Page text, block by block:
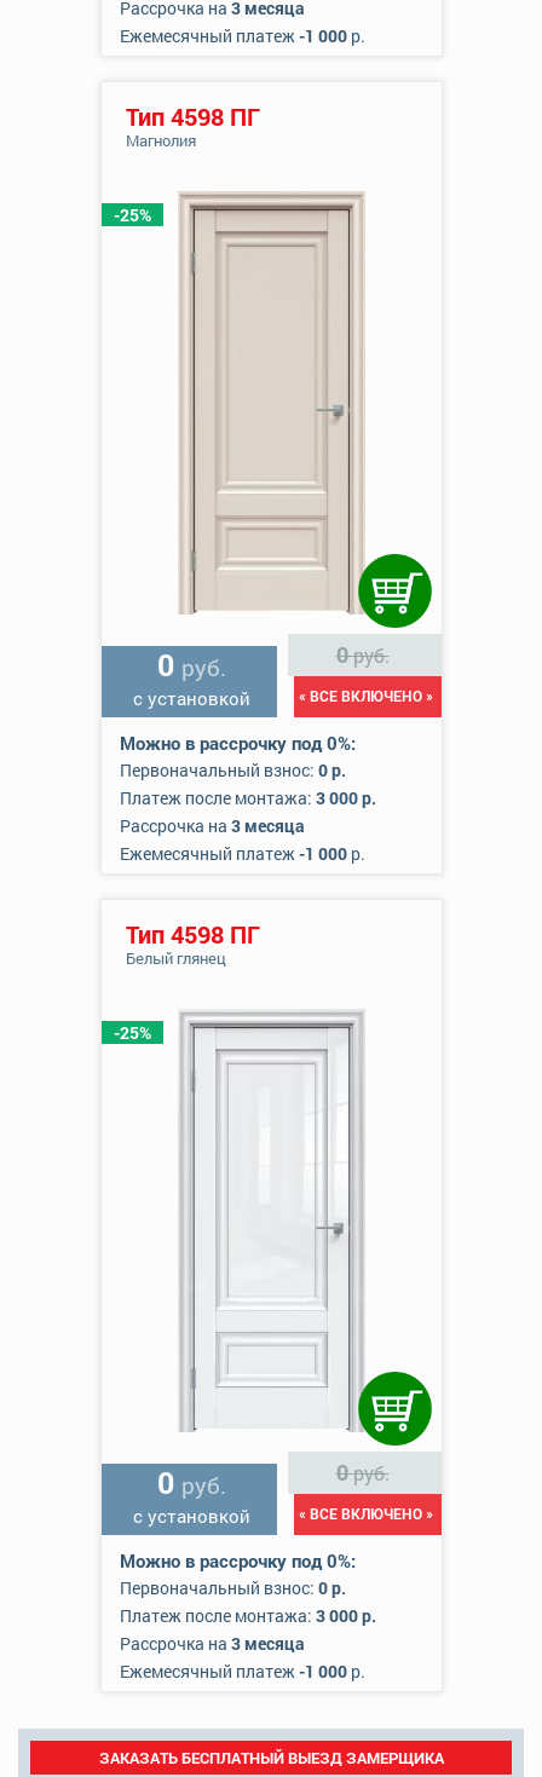
Рассрочка на 3 месяца
Ежемесячный платеж-1 000р.
-25%
Тип 4598 ПГ
Магнолия
0 руб.
с установкой
0руб.
« ВСЕ ВКЛЮЧЕНО »
Можно в рассрочку под 0%:
Первоначальный взнос: 0 р.
Платеж после монтажа: 3 000 р.
Рассрочка на 3 месяца
Ежемесячный платеж-1 000р.
-25%
Тип 4598 ПГ
Белый глянец
0 руб.
с установкой
0руб.
« ВСЕ ВКЛЮЧЕНО »
Можно в рассрочку под 0%:
Первоначальный взнос: 0 р.
Платеж после монтажа: 3 000 р.
Рассрочка на 3 месяца
Ежемесячный платеж-1 000р.
ЗАКАЗАТЬ БЕСПЛАТНЫЙ ВЫЕЗД ЗАМЕРЩИКА